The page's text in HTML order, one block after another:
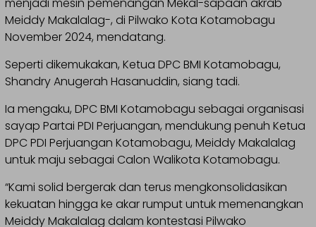
Meiddy Makalalag-, di Pilwako Kota Kotamobagu
November 2024, mendatang.
Seperti dikemukakan, Ketua DPC BMI Kotamobagu,
Shandry Anugerah Hasanuddin, siang tadi.
Ia mengaku, DPC BMI Kotamobagu sebagai organisasi
sayap Partai PDI Perjuangan, mendukung penuh Ketua
DPC PDI Perjuangan Kotamobagu, Meiddy Makalalag
untuk maju sebagai Calon Walikota Kotamobagu.
“Kami solid bergerak dan terus mengkonsolidasikan
kekuatan hingga ke akar rumput untuk memenangkan
Meiddy Makalalag dalam kontestasi Pilwako